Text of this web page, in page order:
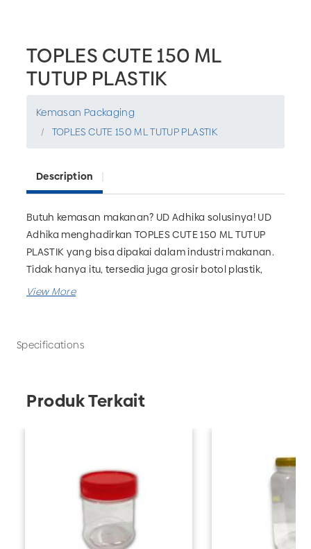
TOPLES CUTE 150 ML
TUTUP PLASTIK
Kemasan Packaging
TOPLES CUTE 150 ML TUTUP PLASTIK
Description
Butuh kemasan makanan? UD Adhika solusinya! UD
Adhika menghadirkan TOPLES CUTE 150 ML TUTUP
PLASTIK yang bisa dipakai dalam industri makanan.
Tidak hanya itu, tersedia juga grosir botol plastik,
grosir kemasan farmasi, grosir kemasan rumah
Specifications
Produk Terkait